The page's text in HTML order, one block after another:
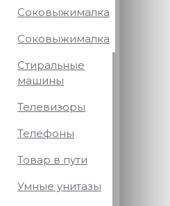
Соковыжималка
Соковыжималка
Стиральные
машины
Телевизоры
Телефоны
Товар в пути
Умные унитазы